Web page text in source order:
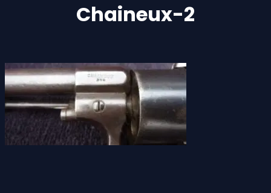
Chaineux-2